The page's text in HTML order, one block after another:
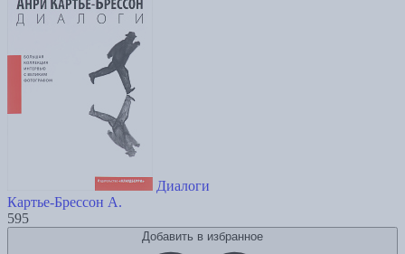
Диалоги
Картье-Брессон А.
595
Добавить в избранное